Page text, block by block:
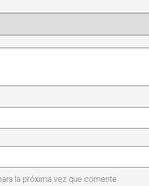
la próxima vez que comente.